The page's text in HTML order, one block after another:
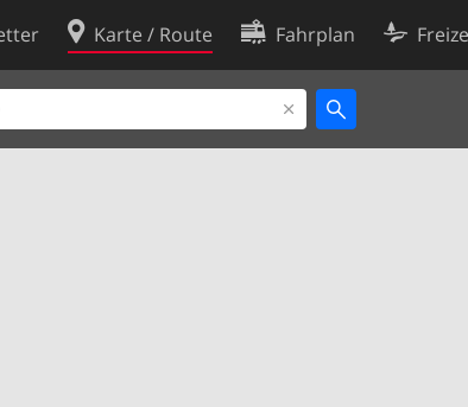
Karte / Route Fahrplan
Cookie-Richtlinie
Cookie-Einstellungen